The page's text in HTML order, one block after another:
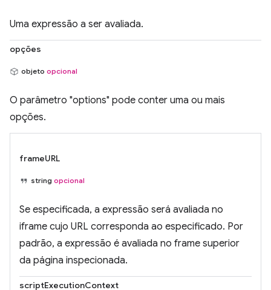
Uma expressão a ser avaliada.
opções
objeto opcional
O parâmetro "options" pode conter uma ou mais
opções.
frameURL
string opcional
Se especificada, a expressão será avaliada no
iframe cujo URL corresponda ao especificado. Por
padrão, a expressão é avaliada no frame superior
da página inspecionada.
scriptExecutionContext